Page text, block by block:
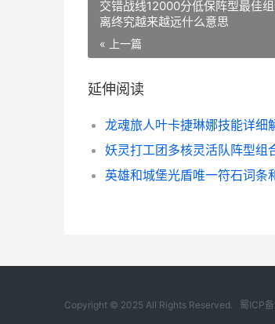
交错战线12000分低保阵型最佳
离终究越来越远什么意思
« 上一篇
延伸阅读
龙魂旅人叶卡捷琳娜技能详细
妖灵打工团多核灵活队阵型组
Copyright © 2025 All Rights Reserved. 蜀ICP